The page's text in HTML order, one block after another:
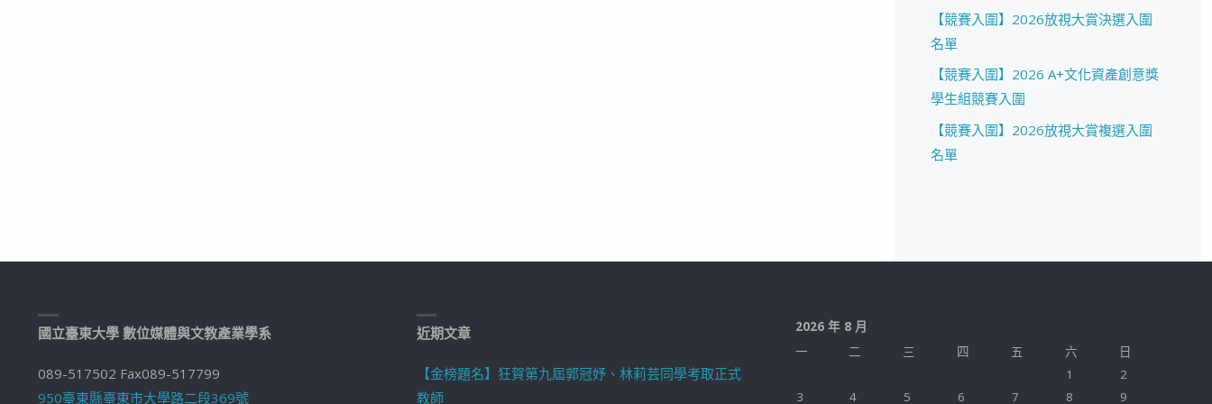
【競賽入圍】2026放視大賞決選入圍
名單
【競賽入圍】2026 A+文化資產創意獎
學生組競賽入圍
【競賽入圍】2026放視大賞複選入圍
名單
國立臺東大學 數位媒體與文教產業學系
089-517502 Fax089-517799
950臺東縣臺東市大學路二段369號
近期文章
【金榜題名】狂賀第九屆郭冠妤、林莉芸同學考取正式
教師
2026 年 8 月
一
二 三 四 五 六
日
1
2
3
4 5 6 7 8 9